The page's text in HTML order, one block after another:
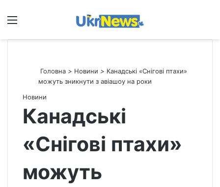
Меню
Головна > Новини > Канадські «Снігові птахи»
можуть зникнути з авіашоу на роки
Новини
Канадські
«Снігові птахи»
можуть